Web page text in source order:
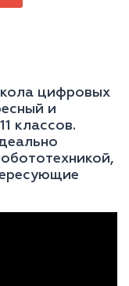
цифровых
и
классов.